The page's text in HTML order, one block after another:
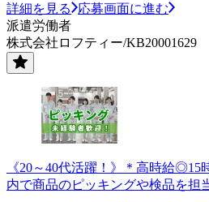
詳細を見る
応募画面に進む
派遣労働者
株式会社ロフティー/KB20001629
《20～40代活躍！》＊高時給
内で商品のピッキングや検品を担